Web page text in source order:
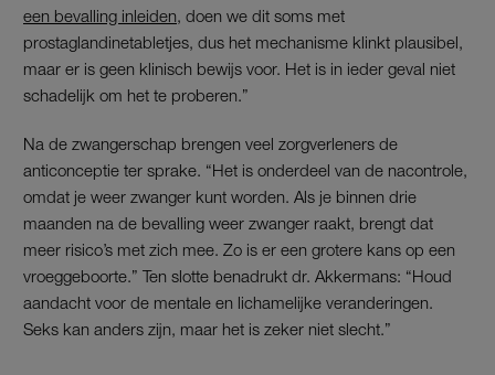
een bevalling inleiden, doen we dit soms met
prostaglandinetabletjes, dus het mechanisme klinkt plausibel,
maar er is geen klinisch bewijs voor. Het is in ieder geval niet
schadelijk om het te proberen.”
Na de zwangerschap brengen veel zorgverleners de
anticonceptie ter sprake. “Het is onderdeel van de nacontrole,
omdat je weer zwanger kunt worden. Als je binnen drie
maanden na de bevalling weer zwanger raakt, brengt dat
meer risico’s met zich mee. Zo is er een grotere kans op een
vroeggeboorte.” Ten slotte benadrukt dr. Akkermans: “Houd
aandacht voor de mentale en lichamelijke veranderingen.
Seks kan anders zijn, maar het is zeker niet slecht.”